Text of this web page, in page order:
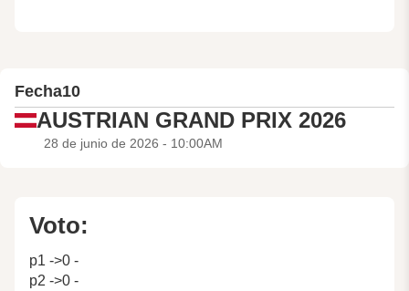
Fecha10
AUSTRIAN GRAND PRIX 2026
28 de junio de 2026 - 10:00AM
Voto:
p1 ->0 -
p2 ->0 -